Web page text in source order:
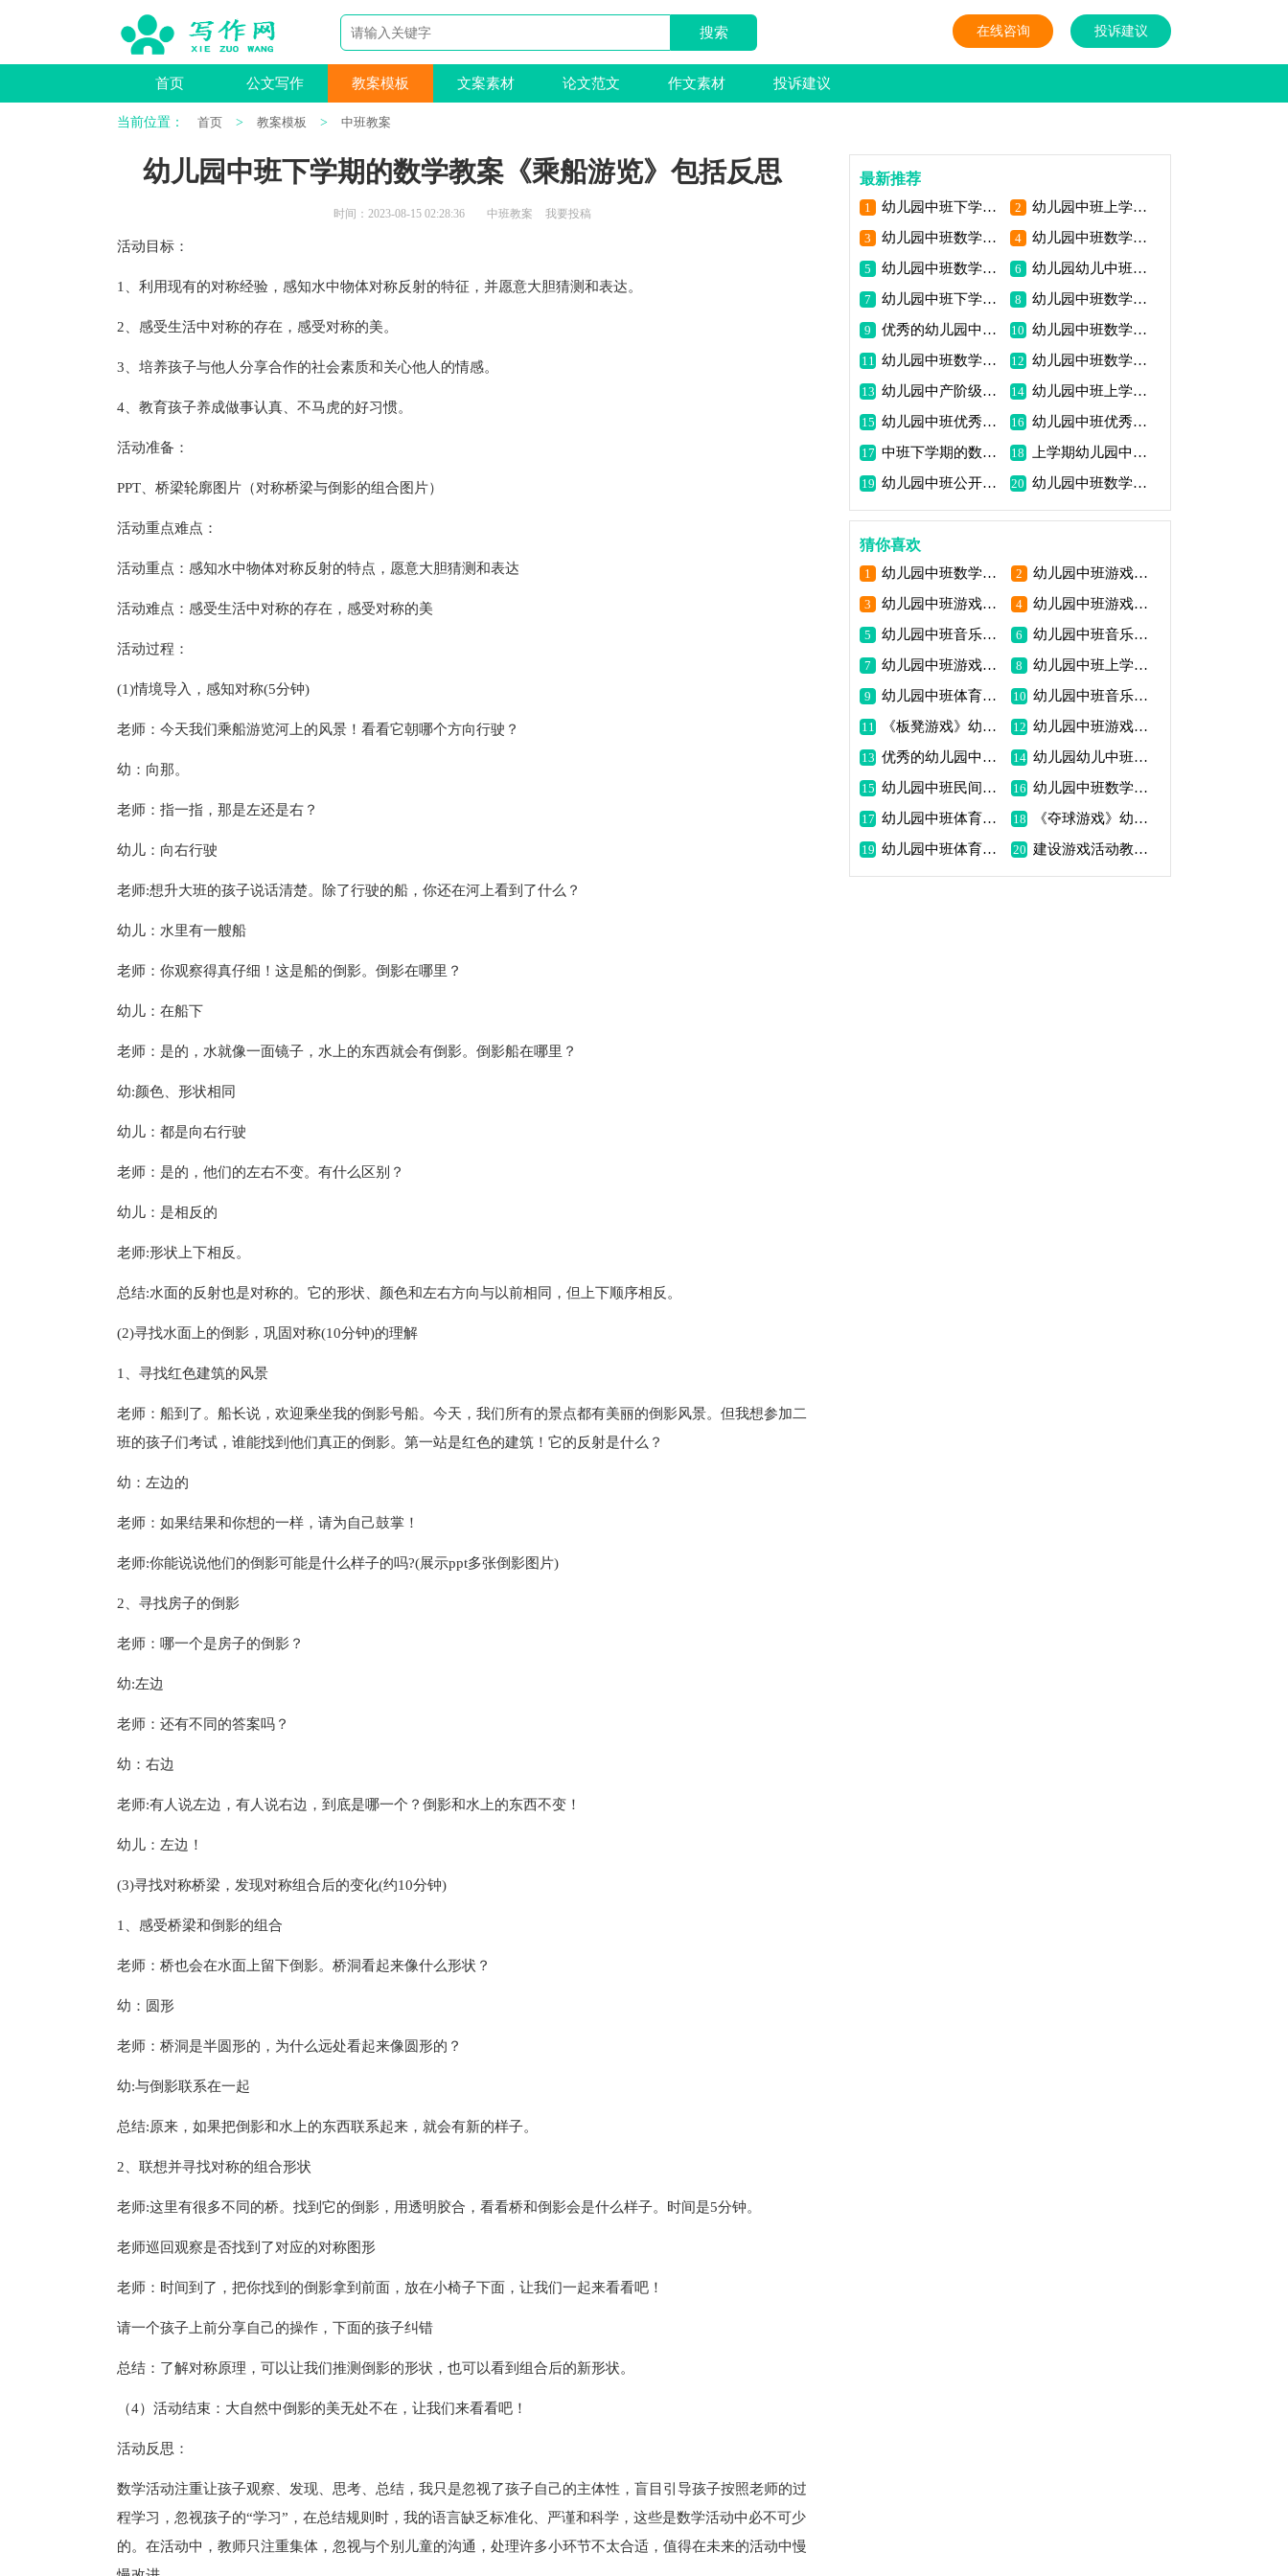
在线咨询 投诉建议
首页 公文写作 教案模板 文案素材 论文范文 作文素材 投诉建议
当前位置： 首页 > 教案模板 > 中班教案
幼儿园中班下学期的数学教案《乘船游览》包括反思
时间：2023-08-15 02:28:36 中班教案 我要投稿
活动目标：
1、利用现有的对称经验，感知水中物体对称反射的特征，并愿意大胆猜测和表达。
2、感受生活中对称的存在，感受对称的美。
3、培养孩子与他人分享合作的社会素质和关心他人的情感。
4、教育孩子养成做事认真、不马虎的好习惯。
活动准备：
PPT、桥梁轮廓图片（对称桥梁与倒影的组合图片）
活动重点难点：
活动重点：感知水中物体对称反射的特点，愿意大胆猜测和表达
活动难点：感受生活中对称的存在，感受对称的美
活动过程：
(1)情境导入，感知对称(5分钟)
老师：今天我们乘船游览河上的风景！看看它朝哪个方向行驶？
幼：向那。
老师：指一指，那是左还是右？
幼儿：向右行驶
老师:想升大班的孩子说话清楚。除了行驶的船，你还在河上看到了什么？
幼儿：水里有一艘船
老师：你观察得真仔细！这是船的倒影。倒影在哪里？
幼儿：在船下
老师：是的，水就像一面镜子，水上的东西就会有倒影。倒影船在哪里？
幼:颜色、形状相同
幼儿：都是向右行驶
老师：是的，他们的左右不变。有什么区别？
幼儿：是相反的
老师:形状上下相反。
总结:水面的反射也是对称的。它的形状、颜色和左右方向与以前相同，但上下顺序相反。
(2)寻找水面上的倒影，巩固对称(10分钟)的理解
1、寻找红色建筑的风景
老师：船到了。船长说，欢迎乘坐我的倒影号船。今天，我们所有的景点都有美丽的倒影风景。但我想参加二
班的孩子们考试，谁能找到他们真正的倒影。第一站是红色的建筑！它的反射是什么？
幼：左边的
老师：如果结果和你想的一样，请为自己鼓掌！
老师:你能说说他们的倒影可能是什么样子的吗?(展示ppt多张倒影图片)
2、寻找房子的倒影
老师：哪一个是房子的倒影？
幼:左边
老师：还有不同的答案吗？
幼：右边
老师:有人说左边，有人说右边，到底是哪一个？倒影和水上的东西不变！
幼儿：左边！
(3)寻找对称桥梁，发现对称组合后的变化(约10分钟)
1、感受桥梁和倒影的组合
老师：桥也会在水面上留下倒影。桥洞看起来像什么形状？
幼：圆形
老师：桥洞是半圆形的，为什么远处看起来像圆形的？
幼:与倒影联系在一起
总结:原来，如果把倒影和水上的东西联系起来，就会有新的样子。
2、联想并寻找对称的组合形状
老师:这里有很多不同的桥。找到它的倒影，用透明胶合，看看桥和倒影会是什么样子。时间是5分钟。
老师巡回观察是否找到了对应的对称图形
老师：时间到了，把你找到的倒影拿到前面，放在小椅子下面，让我们一起来看看吧！
请一个孩子上前分享自己的操作，下面的孩子纠错
总结：了解对称原理，可以让我们推测倒影的形状，也可以看到组合后的新形状。
（4）活动结束：大自然中倒影的美无处不在，让我们来看看吧！
活动反思：
数学活动注重让孩子观察、发现、思考、总结，我只是忽视了孩子自己的主体性，盲目引导孩子按照老师的过
程学习，忽视孩子的“学习”，在总结规则时，我的语言缺乏标准化、严谨和科学，这些是数学活动中必不可少
的。在活动中，教师只注重集体，忽视与个别儿童的沟通，处理许多小环节不太合适，值得在未来的活动中慢
最新推荐
1 幼儿园中班下学期的数学教案《月饼店》包括反思 2 幼儿园中班上学期数学教案《数气球》
3 幼儿园中班数学教案《6以内点数》包含反思 4 幼儿园中班数学公开课教案《区分前后》包含反思
5 幼儿园中班数学优秀教案《5守恒》包含反思 6 幼儿园幼儿中班数学教案《图形变化》包含反思
7 幼儿园中班下学期的数学教案《乘船游览》包括反思 8 幼儿园中班数学教案《图形车》包括反思
9 优秀的幼儿园中班数学教案《闪亮的星星》 10 幼儿园中班数学活动教案《猜猜我是谁》包含反思
11 幼儿园中班数学活动教案《认识椭圆形》包括反思 12 幼儿园中班数学公开课教案《梯形在哪里》
13 幼儿园中产阶级优质数学教案《0的理解与写作》包含反思 14 幼儿园中班上学期的数学教案《图形游戏》包括反思
15 幼儿园中班优秀数学教案《五号守恒草原上的舞会》 16 幼儿园中班优秀数学教案《喷水池》包括反思
17 中班下学期的数学教案《认识长方形》包括反思 18 上学期幼儿园中班数学教案《有趣排序》包含反思
19 幼儿园中班公开课数学教案《小动物搬家》包含反思 20 幼儿园中班数学优秀教案《礼物排队》包括反思
猜你喜欢
1 幼儿园中班数学活动教案《比高矮》包含反思 2 幼儿园中班游戏优秀教案《跳房》包含反思
3 幼儿园中班游戏教案详案《树叶飘飘》 4 幼儿园中班游戏优秀教案《红灯.绿灯，立即开灯》包含反思
5 幼儿园中班音乐公开课教案《大中国》包含反思 6 幼儿园中班音乐游戏优秀教案《小妞妞勾手》包含反思
7 幼儿园中班游戏教案《吸管叠乐》 8 幼儿园中班上学期的数学教案《图形游戏》包括反思
9 幼儿园中班体育游戏详细教案《青蛙跳》 10 幼儿园中班音乐游戏优秀教案《小老鼠与大黑猫》包含反思
11 《板凳游戏》幼儿园中班游戏优秀教案包含反思 12 幼儿园中班游戏教案《会唱歌的塑料袋》包含反思
13 优秀的幼儿园中班游戏教案《叠叠乐》包含反思 14 幼儿园幼儿中班数学教案《图形变化》包含反思
15 幼儿园中班民间游戏教案《夹粽子》包含反思 16 幼儿园中班数学教案《6以内点数》包含反思
17 幼儿园中班体育游戏优秀教案《板凳游戏》包含反思 18 《夺球游戏》幼儿园中班游戏优秀教案
19 幼儿园中班体育游戏优秀教案《七色花》包含反思 20 ​建设游戏活动教案:各种汽车教案(附教学反思)